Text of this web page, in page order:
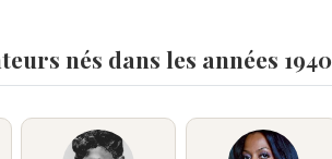
nés dans les années 1940